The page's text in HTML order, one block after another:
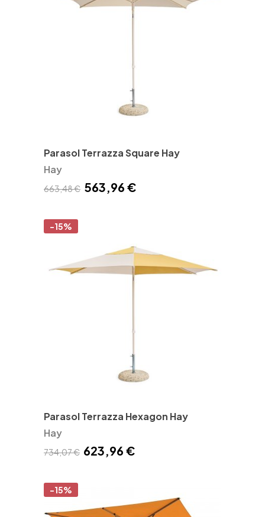
Parasol Terrazza Square Hay
Hay
663,48 € 563,96 €
-15%
Parasol Terrazza Hexagon Hay
Hay
734,07 € 623,96 €
-15%